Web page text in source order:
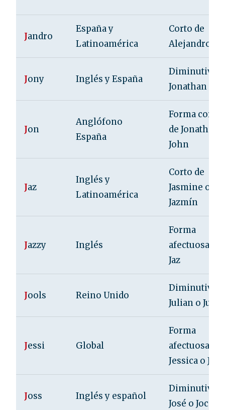
Jandro
España y
Latinoamérica
Corto de
Alejandro
Jony Inglés y España
Diminutivo
Jonathan
Jon
Anglófono
España
Forma corta
de Jonathan
John
Jaz
Inglés y
Latinoamérica
Corto de
Jasmine o
Jazmín
Jazzy Inglés
Forma
afectuosa de
Jaz
Jools Reino Unido
Diminutivo
Julian o Julia
Jessi Global
Forma
afectuosa de
Jessica o
Joss Inglés y español
Diminutivo
José o